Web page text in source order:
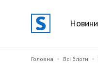
Новини
Головна Всі блоги